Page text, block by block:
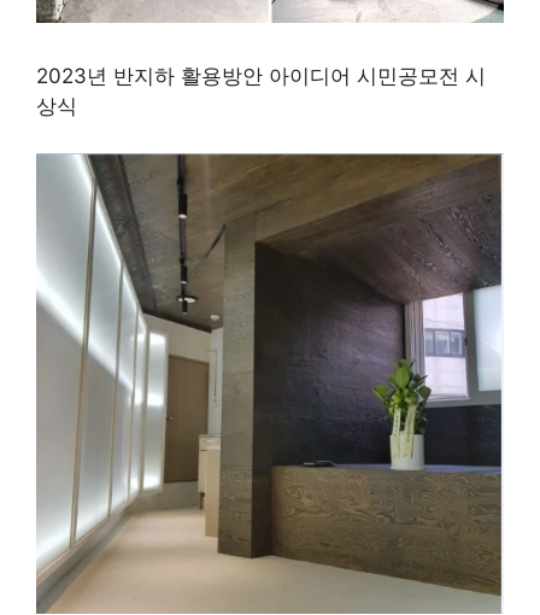
2023년 반지하 활용방안 아이디어 시민공모전 시
상식